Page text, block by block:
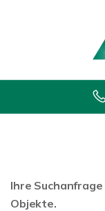
Ihre
Objekte.